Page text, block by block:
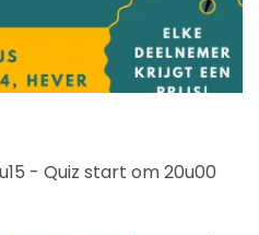
- Quiz start om 20u00